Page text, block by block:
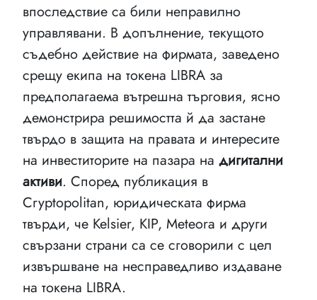
впоследствие са били неправилно
управлявани. В допълнение, текущото
съдебно действие на фирмата, заведено
срещу екипа на токена LIBRA за
предполагаема вътрешна търговия, ясно
демонстрира решимостта й да застане
твърдо в защита на правата и интересите
на инвеститорите на пазара на дигитални
активи. Според публикация в
Cryptopolitan, юридическата фирма
твърди, че Kelsier, KIP, Meteora и други
свързани страни са се сговорили с цел
извършване на несправедливо издаване
на токена LIBRA.